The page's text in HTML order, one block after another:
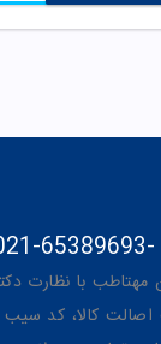
65389693-
با نظارت دکتر
کالا، کد سیب